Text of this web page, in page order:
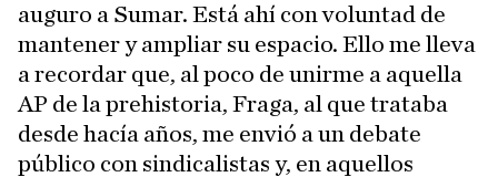
auguro a Sumar. Está ahí con voluntad de
mantener y ampliar su espacio. Ello me lleva
a recordar que, al poco de unirme a aquella
AP de la prehistoria, Fraga, al que trataba
desde hacía años, me envió a un debate
público con sindicalistas y, en aquellos